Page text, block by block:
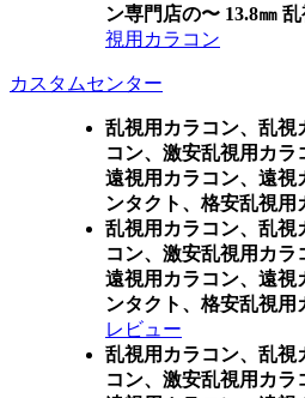
ン専門店の〜 13.8㎜
視用カラコン
カスタムセンター
乱視用カラコン、乱視
コン、激安乱視用カラ
遠視用カラコン、遠視
ンタクト、格安乱視用
乱視用カラコン、乱視
コン、激安乱視用カラ
遠視用カラコン、遠視
ンタクト、格安乱視用
レビュー
乱視用カラコン、乱視
コン、激安乱視用カラ